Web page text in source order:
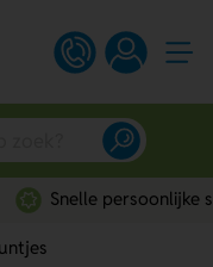
service